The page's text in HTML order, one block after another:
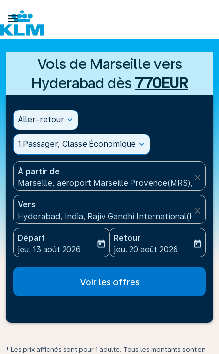

Vols de Marseille vers
Hyderabad dès 770EUR
Aller-retour expand_more
1 Passager, Classe Économique expand_more
À partir de
Marseille, aéroport Marseille Provence(MRS),
close
Vers
Hyderabad, India, Rajiv Gandhi International(HYD),
close
Départ
fc-booking-departure-date-aria-label
jeu. 13 août 2026
today
Retour
fc-booking-return-date-
jeu. 20 août 2026
today
Voir les offres
* Les prix affichés sont pour 1 adulte. Tous les montants sont en